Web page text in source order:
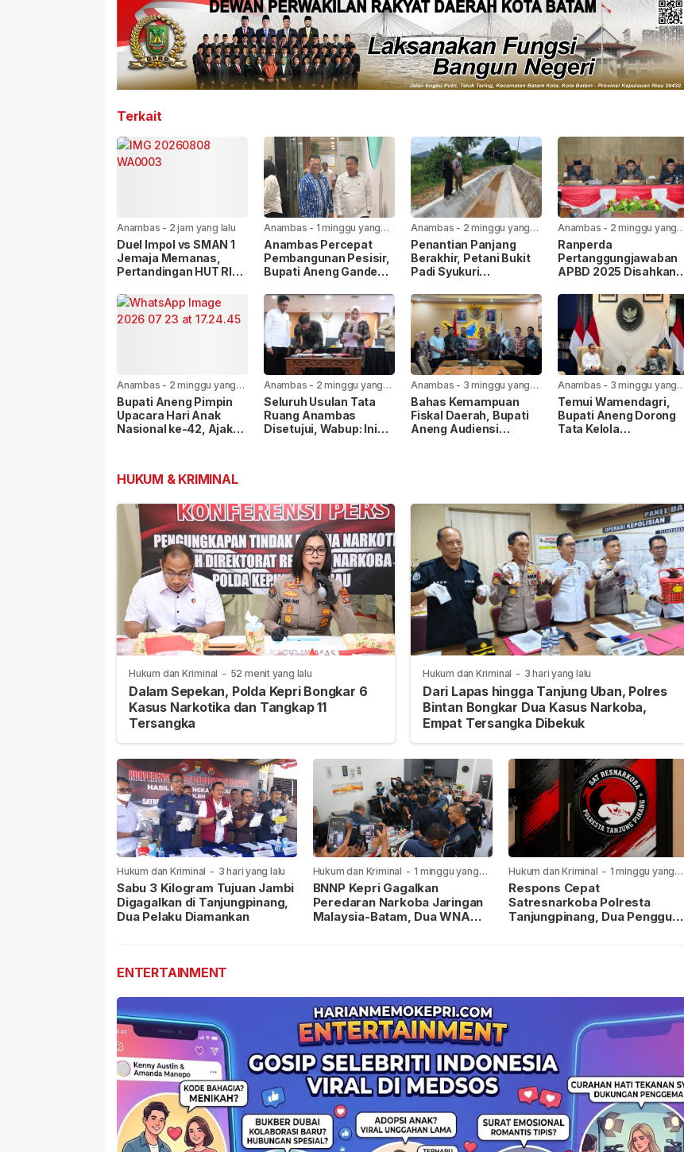
Terkait
Anambas - 2 jam yang lalu
Duel Impol vs SMAN 1
Jemaja Memanas,
Pertandingan HUT RI
Anambas - 1 minggu yang
lalu
Anambas Percepat
Pembangunan Pesisir,
Bupati Aneng Gandeng
Anambas - 2 minggu yang
lalu
Penantian Panjang
Berakhir, Petani Bukit
Padi Syukuri
Irigasi Mulai Dikerjakan
Anambas - 2 minggu yang
lalu
Ranperda
Pertanggungjawaban
APBD 2025 Disahkan
Bupati Anambas
Anambas - 2 minggu yang
lalu
Bupati Aneng Pimpin
Upacara Hari Anak
Nasional ke-42, Ajak
Anambas - 2 minggu yang
lalu
Seluruh Usulan Tata
Ruang Anambas
Disetujui, Wabup: Ini
Anambas - 3 minggu yang
lalu
Bahas Kemampuan
Fiskal Daerah, Bupati
Aneng Audiensi
Anambas - 3 minggu yang
lalu
Temui Wamendagri,
Bupati Aneng Dorong
Tata Kelola
HUKUM & KRIMINAL
Hukum dan Kriminal - 52 menit yang lalu
Dalam Sepekan, Polda Kepri Bongkar 6
Kasus Narkotika dan Tangkap 11
Tersangka
Hukum dan Kriminal - 3 hari yang lalu
Dari Lapas hingga Tanjung Uban, Polres
Bintan Bongkar Dua Kasus Narkoba,
Empat Tersangka Dibekuk
Hukum dan Kriminal - 3 hari yang lalu
Sabu 3 Kilogram Tujuan Jambi
Digagalkan di Tanjungpinang,
Dua Pelaku Diamankan
Hukum dan Kriminal - 1 minggu yang
lalu
BNNP Kepri Gagalkan
Peredaran Narkoba Jaringan
Malaysia-Batam, Dua WNA
Hukum dan Kriminal - 1 minggu yang
lalu
Respons Cepat
Satresnarkoba Polresta
Tanjungpinang, Dua Pengguna
ENTERTAINMENT